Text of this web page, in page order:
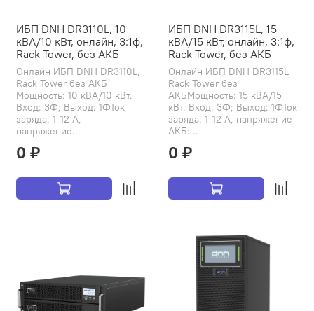
ИБП DNH DR3110L, 10
кВА/10 кВт, онлайн, 3:1ф,
Rack Tower, без АКБ
Онлайн ИБП DNH DR3110L,
Rack Tower без АКБ
Мощность: 10 кВА/10 кВт.
Вход: 3Ф; Выход: 1ФТок
заряда: 1-12 А,
напряжение...
0 ₽
ИБП DNH DR3115L, 15
кВА/15 кВт, онлайн, 3:1ф,
Rack Tower, без АКБ
Онлайн ИБП DNH DR3115L
Rack Tower без
АКБМощность: 15 кВА/15
кВт. Вход: 3Ф; Выход: 1ФТок
заряда: 1-12 А, напряжение
АКБ:...
0 ₽